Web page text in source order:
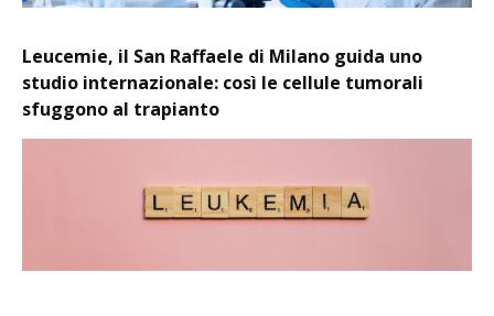
Leucemie, il San Raffaele di Milano guida uno
studio internazionale: così le cellule tumorali
sfuggono al trapianto